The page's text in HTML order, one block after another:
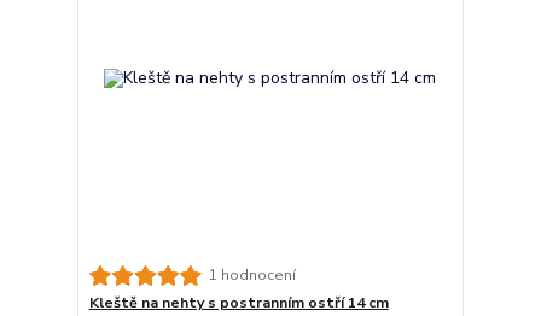
1 hodnocení
Kleště na nehty s postranním ostří 14 cm